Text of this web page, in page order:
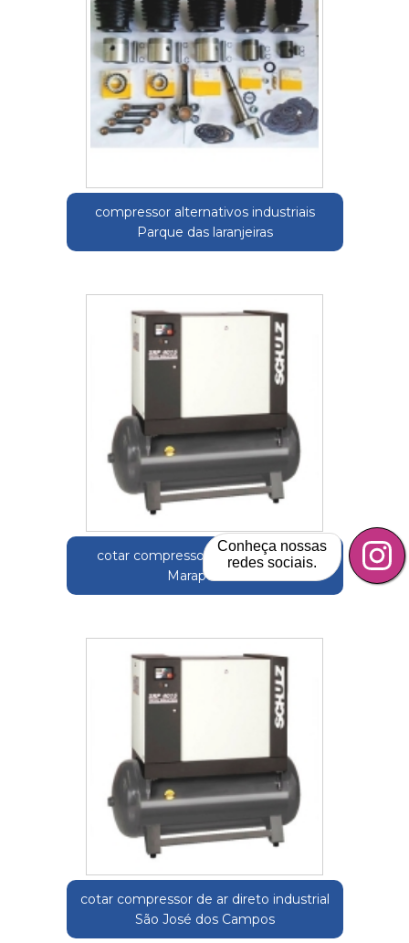
compressor alternativos industriais
Parque das laranjeiras
cotar compressor de frio industrial
Marapoama
cotar compressor de ar direto industrial
São José dos Campos
Conheça nossas
redes sociais.